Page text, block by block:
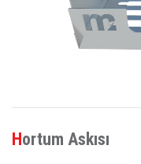
Hortum Askısı